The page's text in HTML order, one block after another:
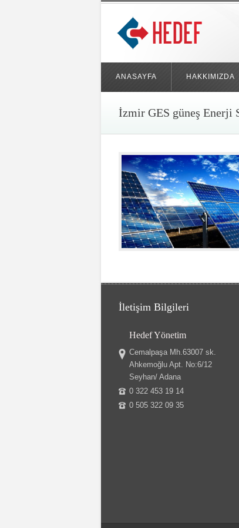
ANASAYFA HAKKIMIZDA
İzmir GES güneş
İletişim Bilgileri
Hedef Yönetim
Cemalpaşa Mh.63007 sk.
Ahkemoğlu Apt. No:6/12
Seyhan/ Adana
0 322 453 19 14
0 505 322 09 35